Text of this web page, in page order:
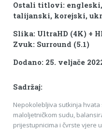
Ostali titlovi: engleski,
talijanski, korejski,
Slika: UltraHD (4K) +
Zvuk: Surround (5.1)
Dodano: 25. veljače
Sadržaj:
Nepokolebljiva sutkinja
maloljetničkom sudu,
prijestupnicima i čvrste vjere